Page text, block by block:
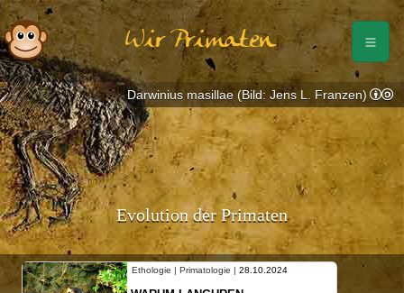
Wir Primaten
Evolution der Primaten
Ethologie | Primatologie | 28.10.2024
Darwinius masillae (Bild: Jens L. Franzen)